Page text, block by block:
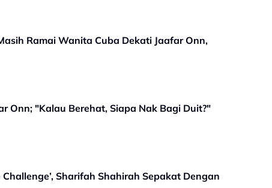
Ramai Wanita Cuba Dekati Jaafar Onn,
Onn; "Kalau Berehat, Siapa Nak Bagi Duit?"
Sharifah Shahirah Sepakat Dengan